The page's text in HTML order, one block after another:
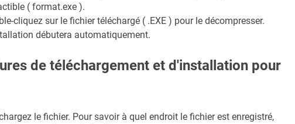
( format.exe ).
cliquez sur le fichier téléchargé ( .EXE ) pour le décompresser.
débutera automatiquement.
de téléchargement et d'installation pour
le fichier. Pour savoir à quel endroit le fichier est enregistré,